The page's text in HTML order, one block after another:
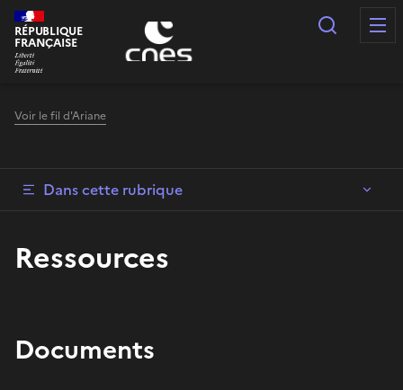
Panneau de gestion des cookies
RÉPUBLIQUE
FRANÇAISE
Voir le fil d'Ariane
Dans cette rubrique
Ressources
Documents